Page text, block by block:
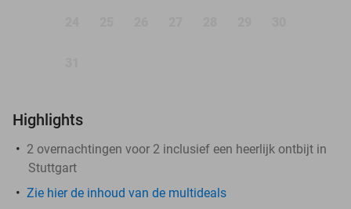
Highlights
2 overnachtingen voor 2 inclusief een heerlijk ontbijt in
Stuttgart
Zie hier de inhoud van de multideals